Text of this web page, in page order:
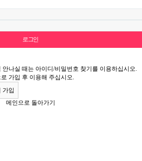
나실 때는 아이디/비밀번호 찾기를 이용하십시오.
가입 후 이용해 주십시오.
가입
메인으로 돌아가기